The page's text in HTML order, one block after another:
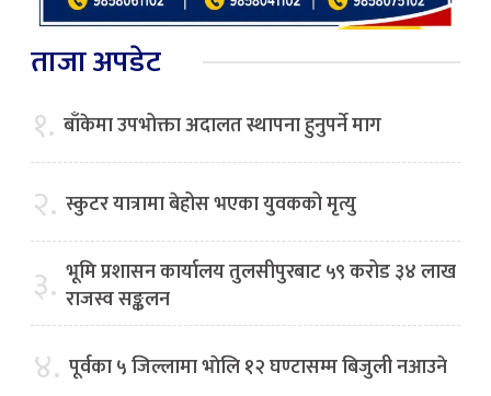
ताजा अपडेट
१. बाँकेमा उपभोक्ता अदालत स्थापना हुनुपर्ने माग
२. स्कुटर यात्रामा बेहोस भएका युवकको मृत्यु
३. भूमि प्रशासन कार्यालय तुलसीपुरबाट ५९ करोड ३४ लाख
राजस्व सङ्कलन
४. पूर्वका ५ जिल्लामा भाेलि १२ घण्टासम्म बिजुली नआउने